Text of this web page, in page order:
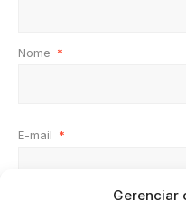
Gerenciar
Nome *
E-mail *